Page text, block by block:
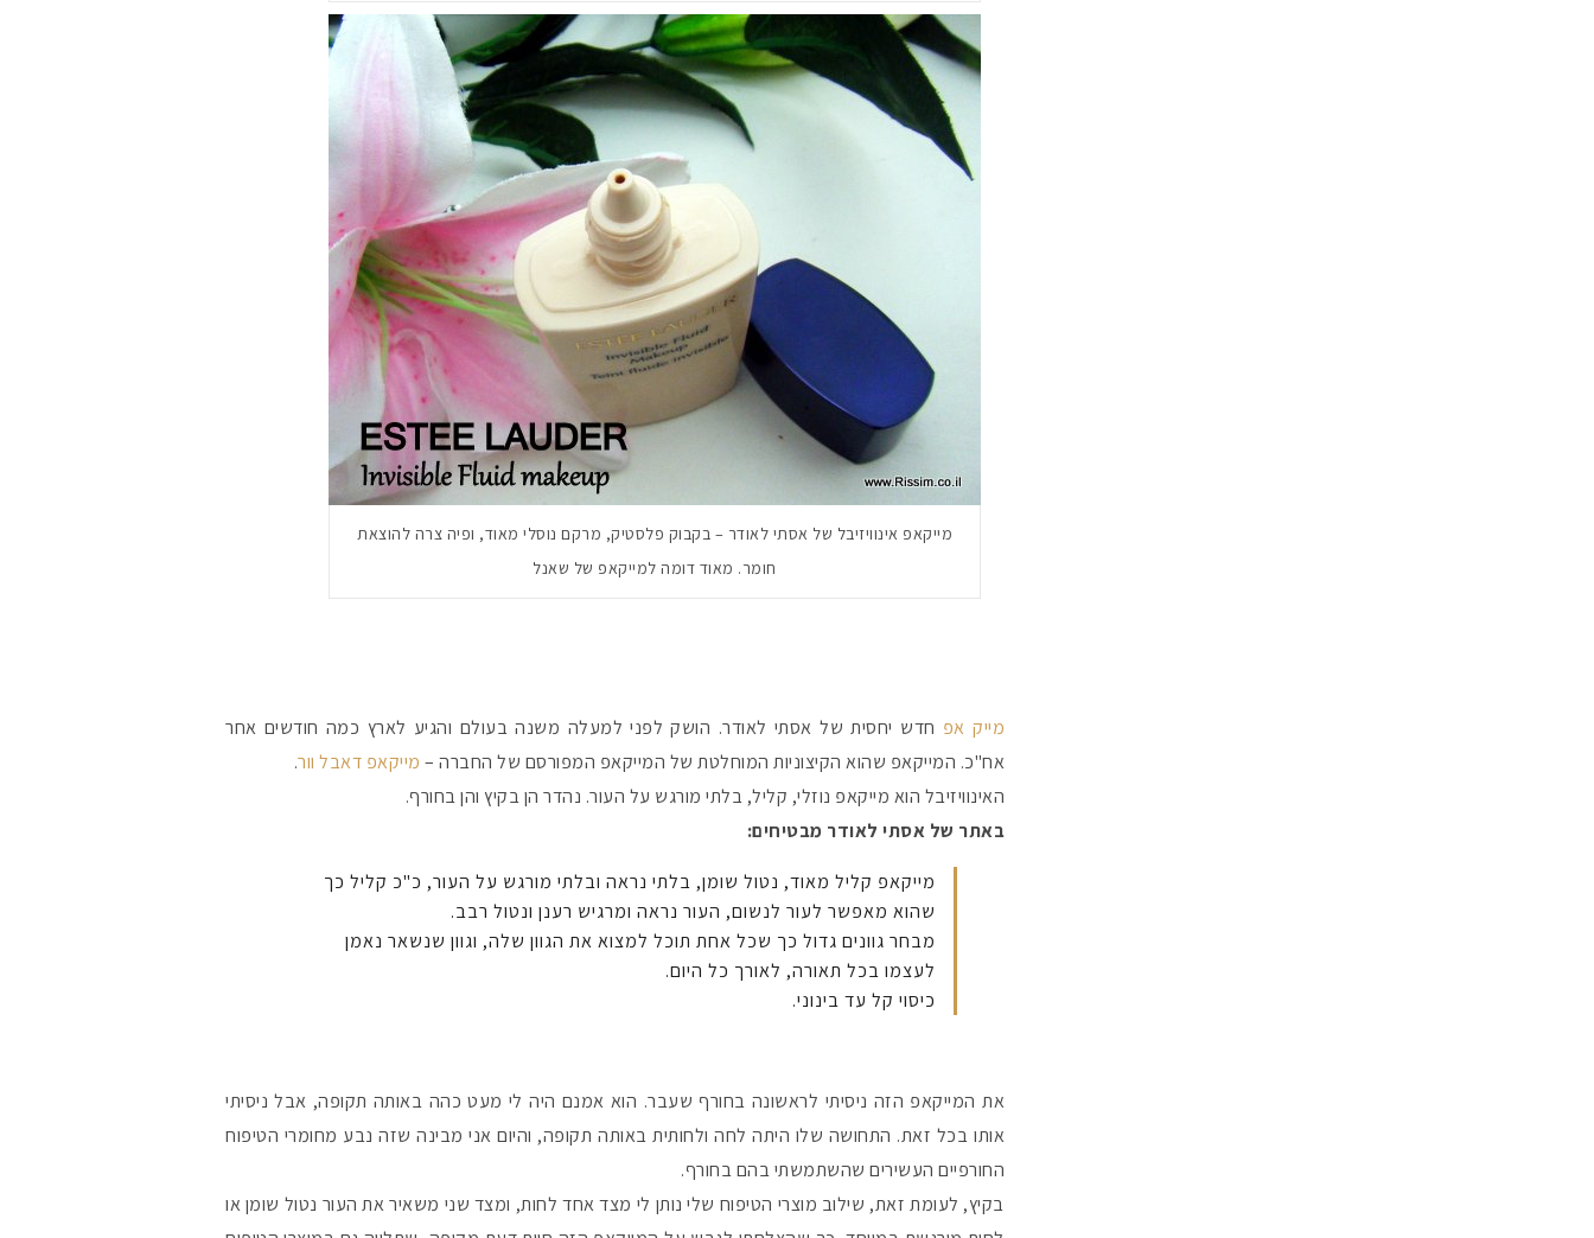
מייקאפ אינוויזיבל של אסתי לאודר – בקבוק פלסטיק, מרקם נוסלי מאוד, ופיה צרה להוצאת
חומר. מאוד דומה למייקאפ של שאנל
מייק אפ חדש יחסית של אסתי לאודר. הושק לפני למעלה משנה בעולם והגיע לארץ כמה חודשים אחר
אח"כ. המייקאפ שהוא הקיצוניות המוחלטת של המייקאפ המפורסם של החברה – מייקאפ דאבל וור.
האינוויזיבל הוא מייקאפ נוזלי, קליל, בלתי מורגש על העור. נהדר הן בקיץ והן בחורף.
באתר של אסתי לאודר מבטיחים:
מייקאפ קליל מאוד, נטול שומן, בלתי נראה ובלתי מורגש על העור, כ"כ קליל כך
שהוא מאפשר לעור לנשום, העור נראה ומרגיש רענן ונטול רבב.
מבחר גוונים גדול כך שכל אחת תוכל למצוא את הגוון שלה, וגוון שנשאר נאמן
לעצמו בכל תאורה, לאורך כל היום.
כיסוי קל עד בינוני.
את המייקאפ הזה ניסיתי לראשונה בחורף שעבר. הוא אמנם היה לי מעט כהה באותה תקופה, אבל ניסיתי
אותו בכל זאת. התחושה שלו היתה לחה ולחותית באותה תקופה, והיום אני מבינה שזה נבע מחומרי הטיפוח
החורפיים העשירים שהשתמשתי בהם בחורף.
בקיץ, לעומת זאת, שילוב מוצרי הטיפוח שלי נותן לי מצד אחד לחות, ומצד שני משאיר את העור נטול שומן או